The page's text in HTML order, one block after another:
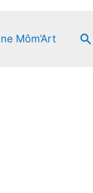
Môm’Art